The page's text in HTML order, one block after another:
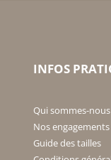
INFOS
Qui sommes-nous
Nos engagements
Guide des tailles